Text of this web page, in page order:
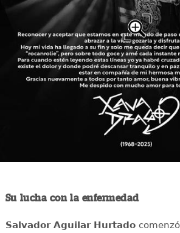
Su lucha con la enfermedad
Salvador Aguilar Hurtado